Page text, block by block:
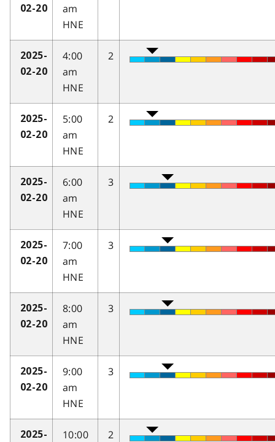
02-20
am
HNE
2025-
02-20
4:00
am
HNE
2
2025-
02-20
5:00
am
HNE
2
2025-
02-20
6:00
am
HNE
3
2025-
02-20
7:00
am
HNE
3
2025-
02-20
8:00
am
HNE
3
2025-
02-20
9:00
am
HNE
3
2025-
10:00
2